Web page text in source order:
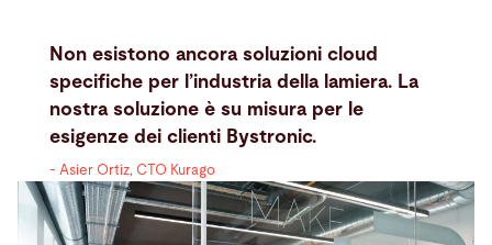
Non esistono ancora soluzioni cloud
specifiche per l’industria della lamiera. La
nostra soluzione è su misura per le
esigenze dei clienti Bystronic.
- Asier Ortiz, CTO Kurago